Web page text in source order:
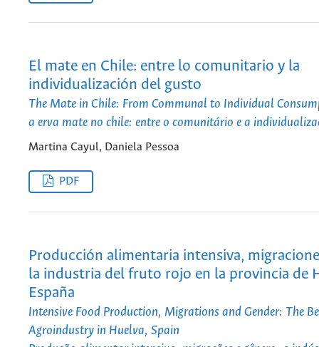
El mate en Chile: entre lo comunitario y la
individualización del gusto
The Mate in Chile: From Communal to Individual
a erva mate no chile: entre o comunitário e a
Martina Cayul, Daniela Pessoa
PDF
Producción alimentaria intensiva,
la industria del fruto rojo en la provincia de
España
Intensive Food Production, Migrations and Gender: The
Agroindustry in Huelva, Spain